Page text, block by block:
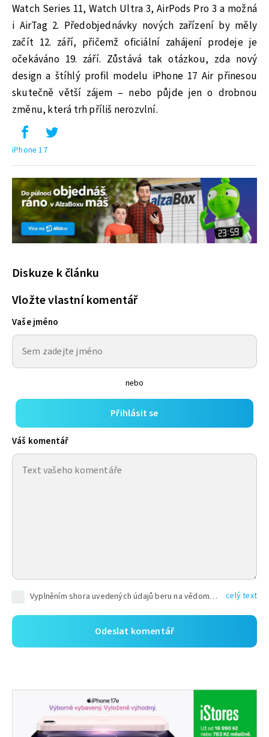
Watch Series 11, Watch Ultra 3, AirPods Pro 3 a možná
i AirTag 2. Předobjednávky nových zařízení by měly
začít 12. září, přičemž oficiální zahájení prodeje je
očekáváno 19. září. Zůstává tak otázkou, zda nový
design a štíhlý profil modelu iPhone 17 Air přinesou
skutečně větší zájem – nebo půjde jen o drobnou
změnu, která trh příliš nerozvlní.
iPhone 17
Diskuze k článku
Vložte vlastní komentář
Vaše jméno
nebo
Přihlásit se
Váš komentář
Vyplněním shora uvedených údajů beru na vědomí, že společnost TEXT FACTORY s.r.o., sídlem Brno, Durďákova 336/29, Černá Pole, PSČ: 613 00, IČ: 06157831, zapsané u Krajského soudu v Brně, oddíl C, vložka 100399, bude zpracovávat mé osobní údaje uvedené v rámci mnou vyplněného registračního formuláře na základě oprávněných zájmů TEXT FACTORY s.r.o. dle čl. 6 odst. 1 písm. f) GDPR a pro splnění právních povinností (čl. 6 odst. 1 písm. c) GDPR), a to pro tyto účely: nezbytnost zajistit oprávnění návštěvníka webových stránek provozovaných společností TEXT FACTORY s.r.o. přispívat aktivně ke zveřejněným článkům nebo v rámci diskusních fór a výkon práv TEXT FACTORY s.r.o. jako administrátora těchto diskusních fór. Více informací o zpracování osobních údajů a právech lze nalézt v celý text